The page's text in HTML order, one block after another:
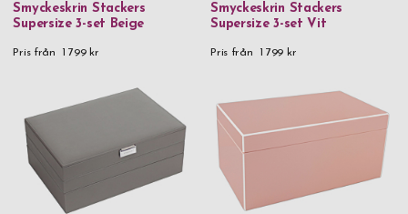
Smyckeskrin Stackers
Supersize 3-set Beige
Pris från 1 799 kr
Smyckeskrin Stackers
Supersize 3-set Vit
Pris från 1 799 kr